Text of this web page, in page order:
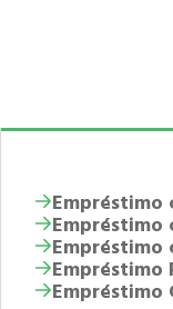
Empréstimo
Empréstimo
Empréstimo
Empréstimo
Empréstimo